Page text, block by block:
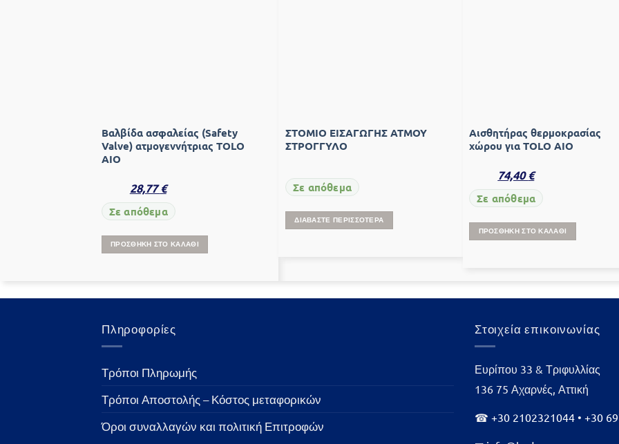
Βαλβίδα ασφαλείας (Safety
Valve) ατμογεννήτριας TOLO
ΑΙΟ
28,77€
Σε απόθεμα
ΠΡΟΣΘΉΚΗ ΣΤΟ ΚΑΛΆΘΙ
ΣΤΟΜΙΟ ΕΙΣΑΓΩΓΗΣ ΑΤΜΟΥ
ΣΤΡΟΓΓΥΛΟ
Σε απόθεμα
ΔΙΑΒΆΣΤΕ ΠΕΡΙΣΣΌΤΕΡΑ
Αισθητήρας θερμοκρασίας
χώρου για TOLO ΑΙΟ
74,40€
Σε απόθεμα
ΠΡΟΣΘΉΚΗ ΣΤΟ ΚΑΛΆΘΙ
Πληροφορίες
Τρόποι Πληρωμής
Τρόποι Αποστολής – Κόστος μεταφορικών
Όροι συναλλαγών και πολιτική Επιτροφών
Στοιχεία επικοινωνίας
Ευρίπου 33 & Τριφυλλίας
136 75 Αχαρνές, Αττική
☎ +30 2102321044 • +30